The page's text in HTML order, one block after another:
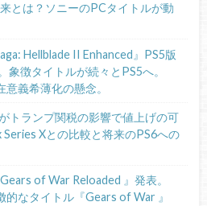
とは？ソニーのPCタイトルが動
Hellblade II Enhanced』PS5版
象徴タイトルが続々とPS5へ。
意義希薄化の懸念。
トランプ関税の影響で値上げの可
Series Xとの比較と将来のPS6への
Gears of War Reloaded 』発表。
的なタイトル『Gears of War 』